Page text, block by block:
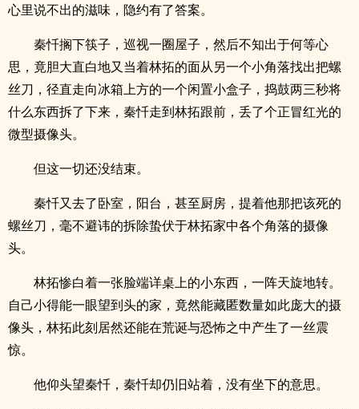
心里说不出的滋味，隐约有了答案。
秦忏搁下筷子，巡视一圈屋子，然后不知出于何等心
思，竟胆大直白地又当着林拓的面从另一个小角落找出把螺
丝刀，径直走向冰箱上方的一个闲置小盒子，捣鼓两三秒将
什么东西拆了下来，秦忏走到林拓跟前，丢了个正冒红光的
微型摄像头。
但这一切还没结束。
秦忏又去了卧室，阳台，甚至厨房，提着他那把该死的
螺丝刀，毫不避讳的拆除蛰伏于林拓家中各个角落的摄像
头。
林拓惨白着一张脸端详桌上的小东西，一阵天旋地转。
自己小得能一眼望到头的家，竟然能藏匿数量如此庞大的摄
像头，林拓此刻居然还能在荒诞与恐怖之中产生了一丝震
惊。
他仰头望秦忏，秦忏却仍旧站着，没有坐下的意思。